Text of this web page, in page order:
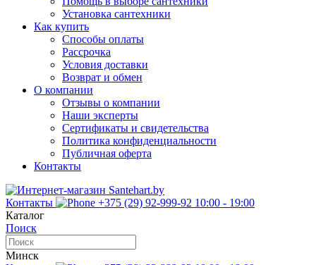
Установка сантехники
Как купить
Способы оплаты
Рассрочка
Условия доставки
Возврат и обмен
О компании
Отзывы о компании
Наши эксперты
Сертификаты и свидетельства
Политика конфиденциальности
Публичная оферта
Контакты
Контакты +375 (29) 92-999-92 10:00 - 19:00
Каталог
Поиск
Минск